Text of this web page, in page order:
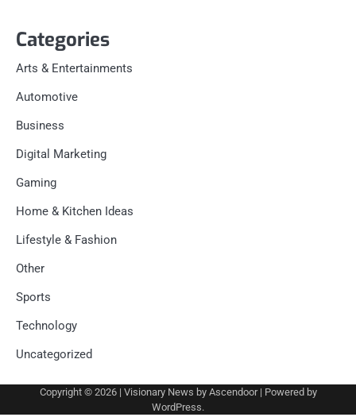
Categories
Arts & Entertainments
Automotive
Business
Digital Marketing
Gaming
Home & Kitchen Ideas
Lifestyle & Fashion
Other
Sports
Technology
Uncategorized
Copyright © 2026 | Visionary News by Ascendoor| Powered by
WordPress.